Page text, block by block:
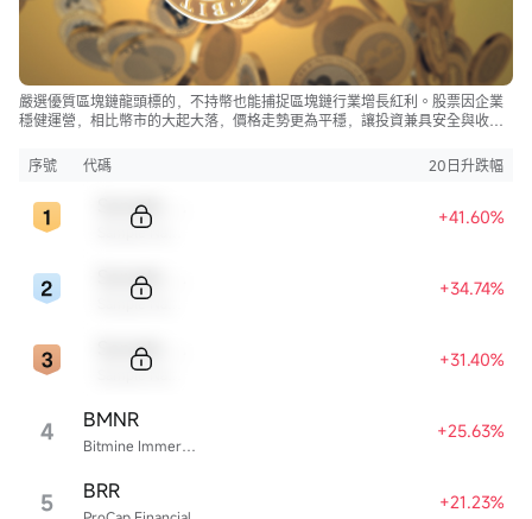
嚴選優質區塊鏈龍頭標的，不持幣也能捕捉區塊鏈行業增長紅利。股票因企業
穩健運營，相比幣市的大起大落，價格走勢更為平穩，讓投資兼具安全與收
序號
代碼 20日升跌幅
+41.60%
+34.74%
+31.40%
4 Bitmine Immersion Technologies
BMNR +25.63%
5 BRR +21.23%